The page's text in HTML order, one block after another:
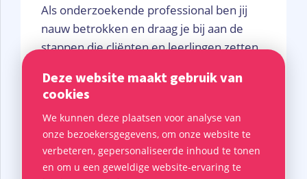
Deze website maakt gebruik van
cookies
We kunnen deze plaatsen voor analyse van
onze bezoekersgegevens, om onze website te
verbeteren, gepersonaliseerde inhoud te tonen
en om u een geweldige website-ervaring te
Als onderzoekende professional ben jij
nauw betrokken en draag je bij aan de
stappen die cliënten en leerlingen zetten
mogelijkheden zijn om met kinderen aan
de slag te gaan, kun jij je volledig focussen
op waar jij goed in bent. En krijgen de
kinderen de ruimte die zij nodig hebben
om zich te ontwikkelen. Je wordt daarbij